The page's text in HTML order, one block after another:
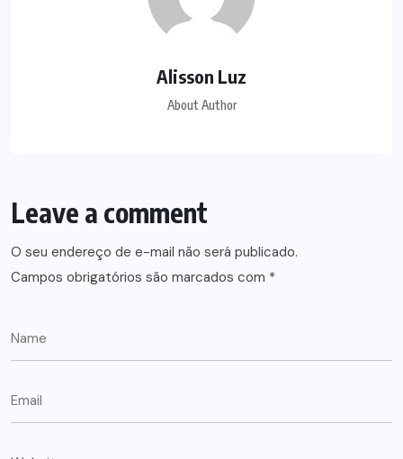
Alisson Luz
About Author
Leave a comment
O seu endereço de e-mail não será publicado.
Campos obrigatórios são marcados com *